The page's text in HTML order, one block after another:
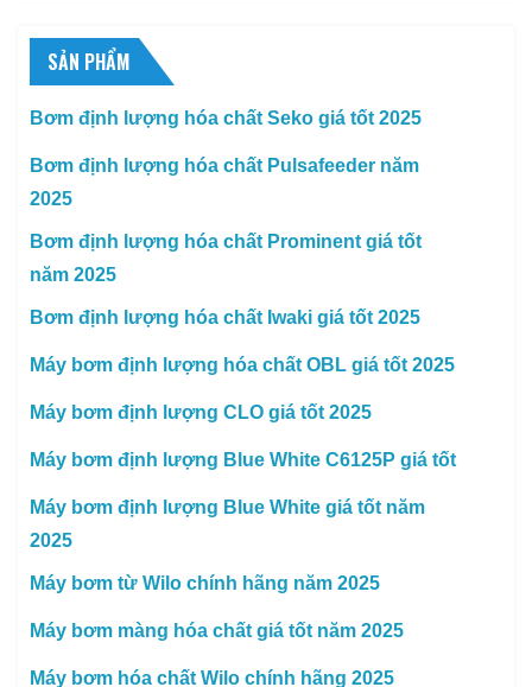
SẢN PHẨM
Bơm định lượng hóa chất Seko giá tốt 2025
Bơm định lượng hóa chất Pulsafeeder năm
2025
Bơm định lượng hóa chất Prominent giá tốt
năm 2025
Bơm định lượng hóa chất Iwaki giá tốt 2025
Máy bơm định lượng hóa chất OBL giá tốt 2025
Máy bơm định lượng CLO giá tốt 2025
Máy bơm định lượng Blue White C6125P giá tốt
Máy bơm định lượng Blue White giá tốt năm
2025
Máy bơm từ Wilo chính hãng năm 2025
Máy bơm màng hóa chất giá tốt năm 2025
Máy bơm hóa chất Wilo chính hãng 2025